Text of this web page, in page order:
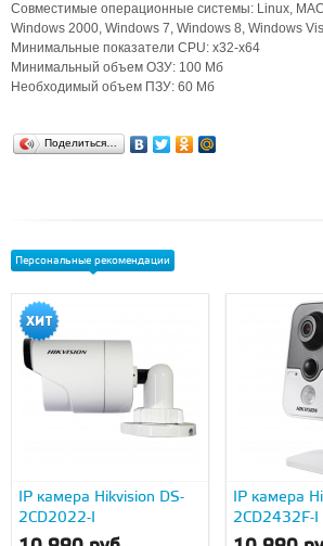
Совместимые операционные системы: Linux,
Windows 2000, Windows 7, Windows 8, Windows
Минимальные показатели CPU: x32-x64
Минимальный объем ОЗУ: 100 Мб
Необходимый объем ПЗУ: 60 Мб
Поделиться…
Персональные рекомендации
IP камера Hikvision DS-
2CD2022-I
IP камера
2CD2432F-I